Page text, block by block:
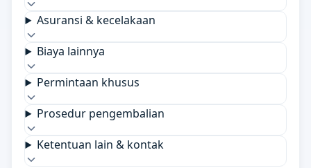
Asuransi & kecelakaan
Biaya lainnya
Permintaan khusus
Prosedur pengembalian
Ketentuan lain & kontak